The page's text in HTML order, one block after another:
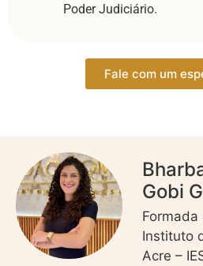
Poder Judiciário.
Fale com um
Gobi
Instituto
Acre –